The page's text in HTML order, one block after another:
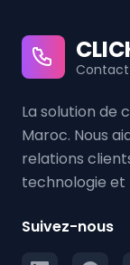
Contact
La solution de
Maroc. Nous
relations
technologie et
Suivez-nous